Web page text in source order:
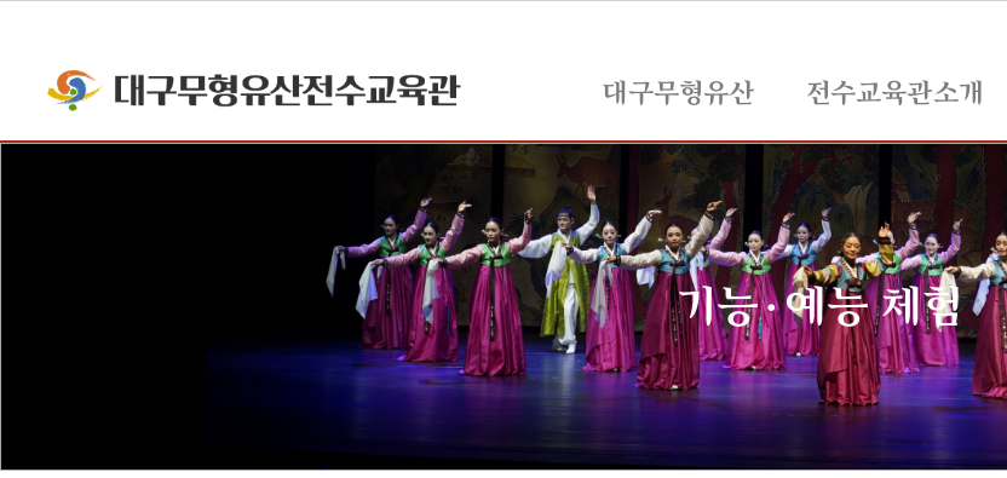
대구무형유산 전수교육관소개
기능·예능 체험